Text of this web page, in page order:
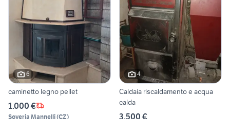
6
caminetto legno pellet
1.000 €
Soveria Mannelli(CZ)
4
Caldaia riscaldamento e acqua
calda
3.500 €